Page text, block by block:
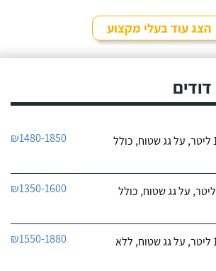
כל ההתקשרות איתו הייתה
דרך הטלפון. מדובר בדודחייג עכשיו
דודי שמש
העסק
מהשירות של חברת "טל
קולט, יצרתי קשר טלפונית
דניאל, הוא היה מקסים
ואדיב וכבר מהרגע הראשון
התרשמתי ממנו לטובה.
חייג עכשיו
הצג עוד בעלי מקצוע
התקנת דוד שמש, 150 ליטר, על גג שטוח, כולל
₪1480-1850
התקנת דוד שמש, 80 ליטר, על גג שטוח, כולל
₪1350-1600
התקנת דוד שמש, 150 ליטר, על גג שטוח, ללא
₪1550-1880